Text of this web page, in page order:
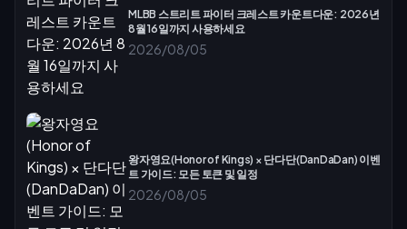
MLBB 스트리트 파이터 크레스트 카운트다운: 2026년
8월 16일까지 사용하세요
2026/08/05
왕자영요(Honor of Kings) × 단다단(DanDaDan) 이벤
트 가이드: 모든 토큰 및 일정
2026/08/05